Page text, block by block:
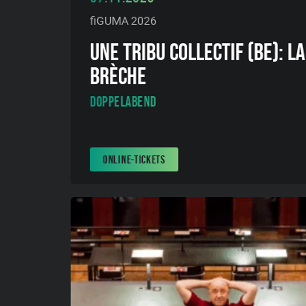
fiGUMA 2026
UNE TRIBU COLLECTIF (BE): LA
BRÈCHE
Doppelabend
ONLINE-TICKETS